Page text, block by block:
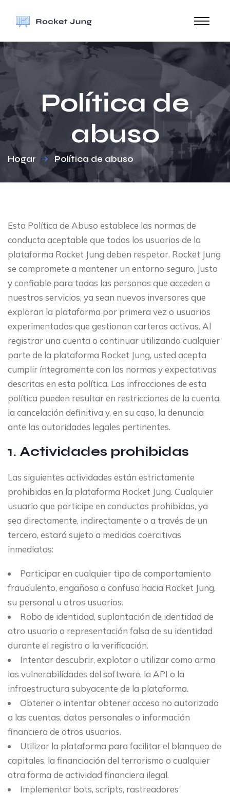
Política de
abuso
Hogar Política de abuso
Esta Política de Abuso establece las normas de
conducta aceptable que todos los usuarios de la
plataforma Rocket Jung deben respetar. Rocket Jung
se compromete a mantener un entorno seguro, justo
y confiable para todas las personas que acceden a
nuestros servicios, ya sean nuevos inversores que
exploran la plataforma por primera vez o usuarios
experimentados que gestionan carteras activas. Al
registrar una cuenta o continuar utilizando cualquier
parte de la plataforma Rocket Jung, usted acepta
cumplir íntegramente con las normas y expectativas
descritas en esta política. Las infracciones de esta
política pueden resultar en restricciones de la cuenta,
la cancelación definitiva y, en su caso, la denuncia
ante las autoridades legales pertinentes.
1. Actividades prohibidas
Las siguientes actividades están estrictamente
prohibidas en la plataforma Rocket Jung. Cualquier
usuario que participe en conductas prohibidas, ya
sea directamente, indirectamente o a través de un
tercero, estará sujeto a medidas coercitivas
inmediatas:
Participar en cualquier tipo de comportamiento
fraudulento, engañoso o confuso hacia Rocket Jung,
su personal u otros usuarios.
Robo de identidad, suplantación de identidad de
otro usuario o representación falsa de su identidad
durante el registro o la verificación.
Intentar descubrir, explotar o utilizar como arma
las vulnerabilidades del software, la API o la
infraestructura subyacente de la plataforma.
Obtener o intentar obtener acceso no autorizado
a las cuentas, datos personales o información
financiera de otros usuarios.
Utilizar la plataforma para facilitar el blanqueo de
capitales, la financiación del terrorismo o cualquier
otra forma de actividad financiera ilegal.
Implementar bots, scripts, rastreadores